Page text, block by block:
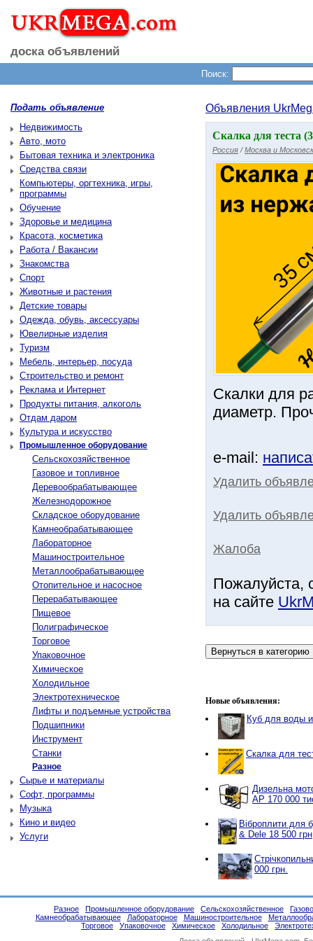
доска объявлений
Поиск:
Подать объявление
Недвижимость
Авто, мото
Бытовая техника и электроника
Средства связи
Компьютеры, оргтехника, игры,
программы
Обучение
Здоровье и медицина
Красота, косметика
Работа / Вакансии
Знакомства
Спорт
Животные и растения
Детские товары
Одежда, обувь, аксессуары
Ювелирные изделия
Туризм
Мебель, интерьер, посуда
Строительство и ремонт
Реклама и Интернет
Продукты питания, алкоголь
Отдам даром
Культура и искусство
Промышленное оборудование
Сельскохозяйственное
Газовое и топливное
Деревообрабатывающее
Железнодорожное
Складское оборудование
Камнеобрабатывающее
Лабораторное
Машиностроительное
Металлообрабатывающее
Отопительное и насосное
Перерабатывающее
Пищевое
Полиграфическое
Торговое
Упаковочное
Химическое
Холодильное
Электротехническое
Лифты и подъемные устройства
Подшипники
Инструмент
Станки
Разное
Сырье и материалы
Софт, программы
Музыка
Кино и видео
Услуги
Объявления
Скалка для теста
Россия /Москва и
Скалки для
диаметр.
e-mail:
Удалить
Удалить
Жалоба
Пожалуйста,
на сайте
Новые объявления:
Куб для воды
Скалка для
Дизельна
AP 170 000
Віброплити для
& Dele 18 500 грн
000 грн.
Разное Промышленное оборудование Сельскохозяйственное
Камнеобрабатывающее
Лабораторное Машиностроительное
Торговое
Упаковочное Химическое Холодильное